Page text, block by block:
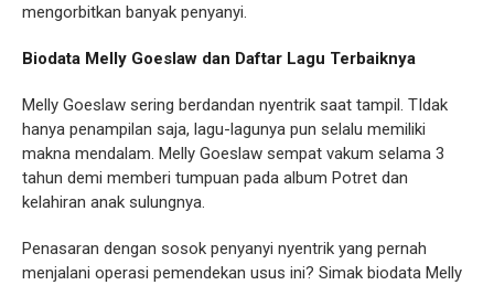
mengorbitkan banyak penyanyi.
Biodata Melly Goeslaw dan Daftar Lagu Terbaiknya
Melly Goeslaw sering berdandan nyentrik saat tampil. TIdak
hanya penampilan saja, lagu-lagunya pun selalu memiliki
makna mendalam. Melly Goeslaw sempat vakum selama 3
tahun demi memberi tumpuan pada album Potret dan
kelahiran anak sulungnya.
Penasaran dengan sosok penyanyi nyentrik yang pernah
menjalani operasi pemendekan usus ini? Simak biodata Melly